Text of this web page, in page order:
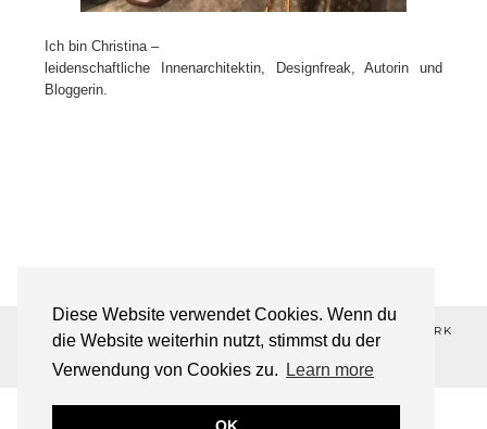
Diese Website verwendet Cookies. Wenn du
die Website weiterhin nutzt, stimmst du der
Verwendung von Cookies zu.
Learn more
Ich bin Christina –
leidenschaftliche Innenarchitektin, Designfreak, Autorin und
Bloggerin.
©2026 ALL-ABOUT-DESIGN💋 ®REGISTERED TRADEMARK
THEME DESIGNED BY pipdig